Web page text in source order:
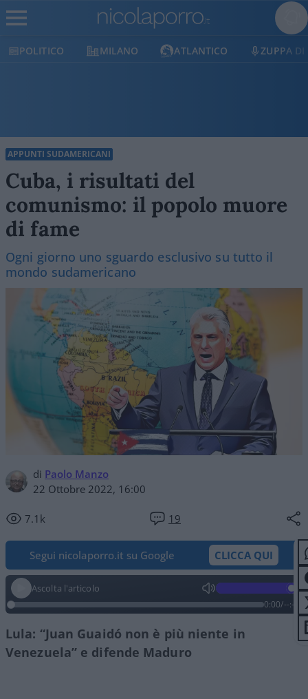
MILANO ATLANTICO ZUPPA DI PORRO
APPUNTI SUDAMERICANI
Cuba, i risultati del
comunismo: il popolo muore
di fame
Ogni giorno uno sguardo esclusivo su tutto il
mondo sudamericano
di Paolo Manzo
22 Ottobre 2022, 16:00
7.1k 19
Segui nicolaporro.it su Google CLICCA QUI
Ascolta l'articolo
0:00/--:--
Lula: “Juan Guaidó non è più niente in
Venezuela” e difende Maduro